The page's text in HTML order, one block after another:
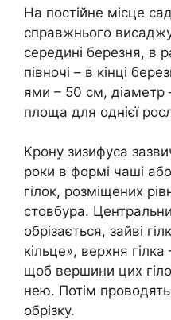
На постійне місце
справжнього
середині березня, в
півночі – в кінці
ями – 50 см, діаметр
площа для однієї
Крону зизифуса
роки в формі чаші
гілок, розміщених
стовбура.
обрізається, зайві
кільце», верхня
щоб вершини цих
нею. Потім проводять
обрізку.